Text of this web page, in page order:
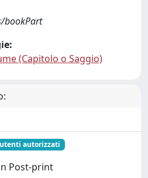
bookPart
(Capitolo o Saggio)
autorizzati
Post-print